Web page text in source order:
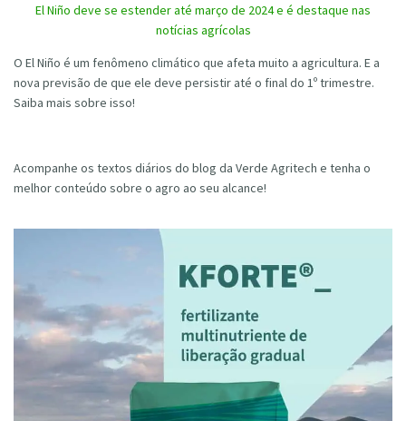
El Niño deve se estender até março de 2024 e é destaque nas
notícias agrícolas
O El Niño é um fenômeno climático que afeta muito a agricultura. E a
nova previsão de que ele deve persistir até o final do 1º trimestre.
Saiba mais sobre isso!
Acompanhe os textos diários do blog da Verde Agritech e tenha o
melhor conteúdo sobre o agro ao seu alcance!